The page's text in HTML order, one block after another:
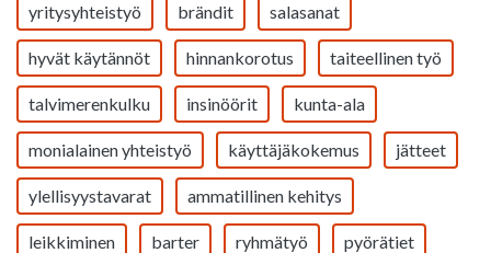
yritysyhteistyö brändit salasanat
hyvät käytännöt hinnankorotus taiteellinen työ
talvimerenkulku insinöörit kunta-ala
monialainen yhteistyö käyttäjäkokemus jätteet
ylellisyystavarat ammatillinen kehitys
leikkiminen barter ryhmätyö pyörätiet